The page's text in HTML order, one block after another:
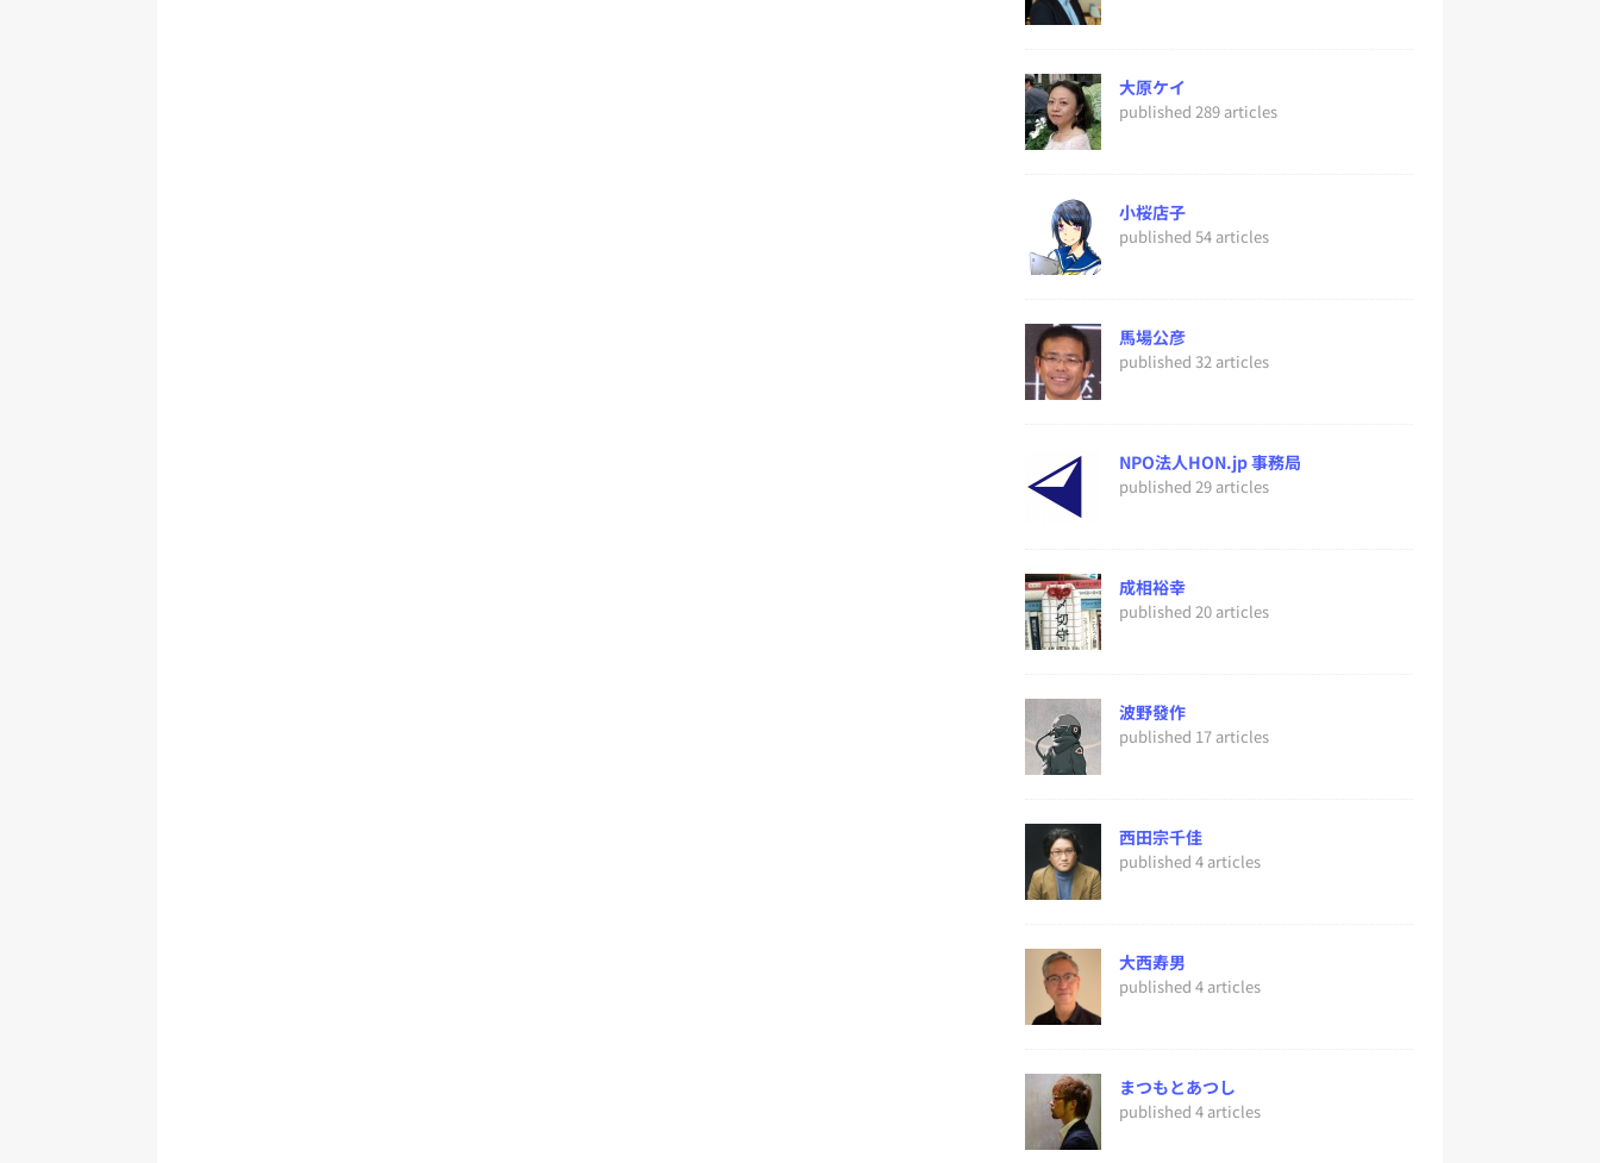
大原ケイ
published 289 articles
小桜店子
published 54 articles
馬場公彦
published 32 articles
NPO法人HON.jp 事務局
published 29 articles
成相裕幸
published 20 articles
波野發作
published 17 articles
西田宗千佳
published 4 articles
大西寿男
published 4 articles
まつもとあつし
published 4 articles